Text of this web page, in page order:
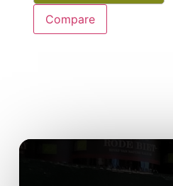
Compare